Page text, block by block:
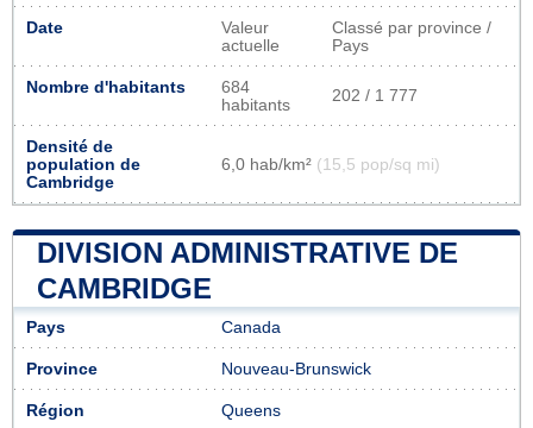
Date
Valeur
actuelle
Classé par province /
Pays
Nombre d'habitants
684
habitants
202 / 1 777
Densité de
population de
Cambridge
6,0 hab/km² (15,5 pop/sq mi)
DIVISION ADMINISTRATIVE DE
CAMBRIDGE
Pays Canada
Province Nouveau-Brunswick
Région Queens